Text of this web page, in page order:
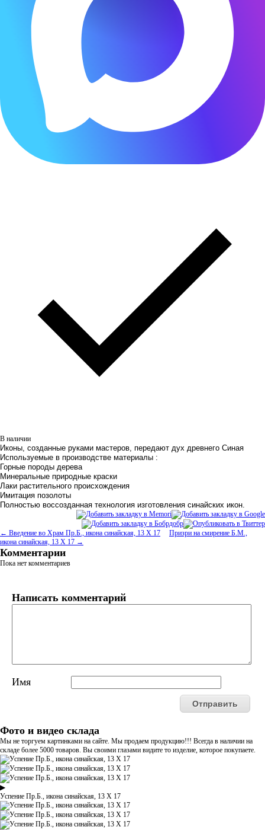
В наличии
Иконы, созданные руками мастеров, передают дух древнего Синая
Используемые в производстве материалы :
Горные породы дерева
Минеральные природные краски
Лаки растительного происхождения
Имитация позолоты
Полностью воссозданная технология изготовления синайских икон.
← Введение во Храм Пр.Б., икона синайская, 13 Х 17
Призри на смирение Б.М.,
икона синайская, 13 Х 17 →
Комментарии
Пока нет комментариев
Написать комментарий
Имя
Фото и видео склада
Мы не торгуем картинками на сайте. Мы продаем продукцию!!! Всегда в наличии на
складе более 5000 товаров. Вы своими глазами видите то изделие, которое покупаете.
▶
Успение Пр.Б., икона синайская, 13 Х 17